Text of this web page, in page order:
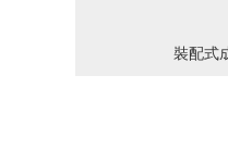
裝配式